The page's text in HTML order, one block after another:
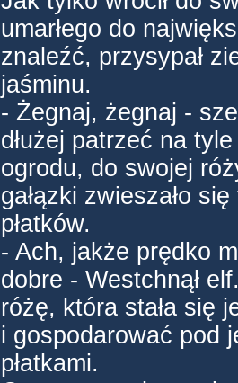
umarłego do
znaleźć, przysypał
jaśminu.
- Żegnaj, żegnaj -
dłużej patrzeć na
ogrodu, do swojej
gałązki zwieszało
płatków.
- Ach, jakże prędko
dobre - Westchnął
różę, która stała się
i gospodarować pod
płatkami.